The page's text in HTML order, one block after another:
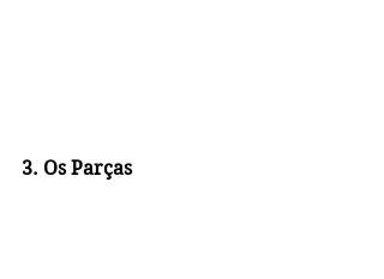
3. Os Parças